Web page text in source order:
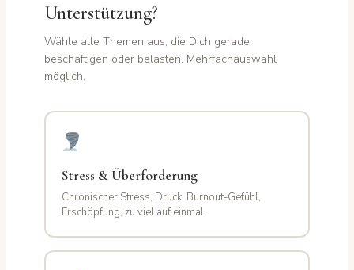
Unterstützung?
Wähle alle Themen aus, die Dich gerade
beschäftigen oder belasten. Mehrfachauswahl
möglich.
Stress & Überforderung
Chronischer Stress, Druck, Burnout-Gefühl,
Erschöpfung, zu viel auf einmal